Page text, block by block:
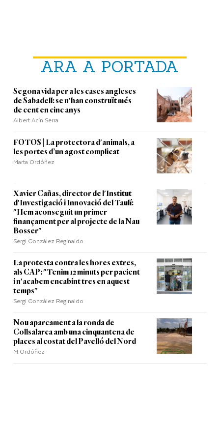
ARA A PORTADA
Segona vida per a les cases angleses
de Sabadell: se n'han construït més
de cent en cinc anys
Albert Acín Serra
FOTOS | La protectora d'animals, a
les portes d’un agost complicat
Marta Ordóñez
Xavier Cañas, director de l'Institut
d'Investigació i Innovació del Taulí:
"Hem aconseguit un primer
finançament per al projecte de la Nau
Bosser"
Sergi Gonzàlez Reginaldo
La protesta contra les hores extres,
als CAP: "Tenim 12 minuts per pacient
i n'acabem encabint tres en aquest
temps"
Sergi Gonzàlez Reginaldo
Nou aparcament a la ronda de
Collsalarca amb una cinquantena de
places al costat del Pavelló del Nord
M.Ordóñez